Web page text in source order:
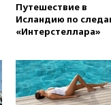
Путешествие в
Исландию по
«Интерстеллара»